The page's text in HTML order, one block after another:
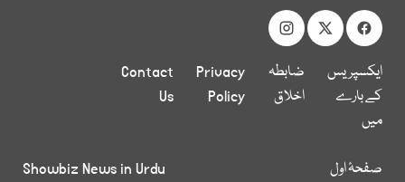
ایکسپریس
کے بارے
میں
ضابطہ
اخلاق
Privacy
Policy
Contact
Us
صفحۂ اول
Showbiz News in Urdu